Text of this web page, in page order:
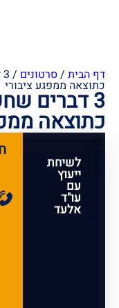
דף הבית /סרטונים /
כתוצאה ממפגע ציבורי
3 דברים
כתוצאה
לשיחת
ייעוץ
עם
עו"ד
אלעד